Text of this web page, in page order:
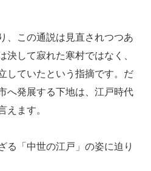
、この通説は見直されつつあ
決して寂れた寒村ではなく、
していたという指摘です。だ
へ発展する下地は、江戸時代
えます。
「中世の江戸」の姿に迫り